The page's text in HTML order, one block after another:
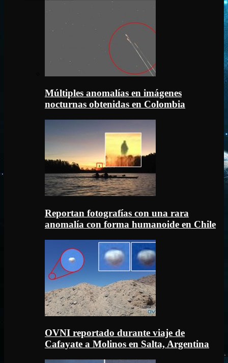
Múltiples anomalías en imágenes
nocturnas obtenidas en Colombia
Reportan fotografías con una rara
anomalía con forma humanoide en Chile
OVNI reportado durante viaje de
Cafayate a Molinos en Salta, Argentina